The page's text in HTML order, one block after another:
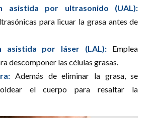
asistida por ultrasonido (UAL):
para licuar la grasa antes de
asistida por láser (LAL): Emplea
descomponer las células grasas.
Además de eliminar la grasa, se
el cuerpo para resaltar la